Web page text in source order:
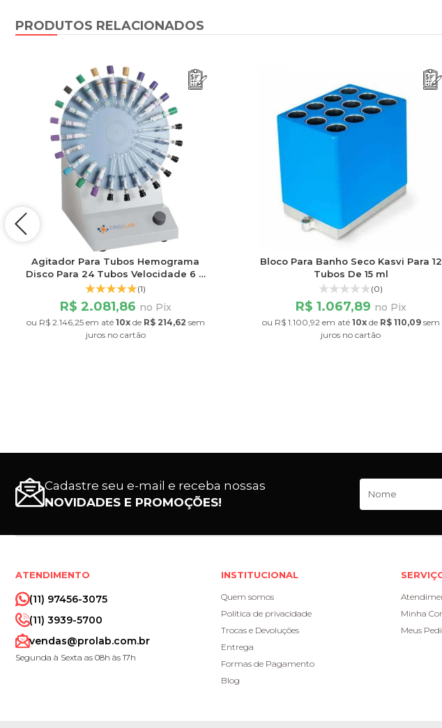
PRODUTOS RELACIONADOS
Agitador Para Tubos Hemograma
Disco Para 24 Tubos Velocidade 6 a
32rpm
(1)
R$ 2.081,86 no Pix
ou R$ 2.146,25em até 10xde R$ 214,62 sem
jurosno cartão
Bloco Para Banho Seco Kasvi Para 12
Tubos De 15 ml
(0)
R$ 1.067,89 no Pix
ou R$ 1.100,92em até 10xde R$ 110,09 sem
juros no cartão
Cadastre seu e-mail e receba nossas
NOVIDADES E PROMOÇÕES!
ATENDIMENTO
(11) 97456-3075
(11) 3939-5700
vendas@prolab.com.br
Segunda à Sexta as 08h às 17h
INSTITUCIONAL
Quem somos
Política de privacidade
Trocas e Devoluções
Entrega
Formas de Pagamento
Blog
Minha
Meus